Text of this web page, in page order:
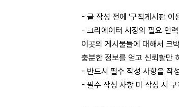
- 글 작성 전에 '구직게시판 이
- 크리에이터 시장의 필요 인
이곳의 게시물들에 대해서 크
충분한 정보를 얻고 신뢰할만
- 반드시 필수 작성 사항을 작
- 필수 작성 사항 미 작성 시